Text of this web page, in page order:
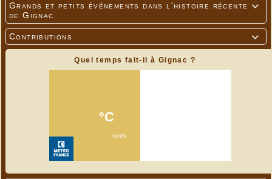

Grands et petits événements dans l'histoire récente
de Gignac

Contributions
Quel temps fait-il à Gignac ?